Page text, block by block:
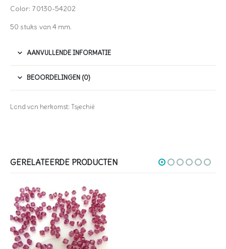
Color: 70130-54202
50 stuks van 4 mm.
AANVULLENDE INFORMATIE
BEOORDELINGEN (0)
Land van herkomst: Tsjechië
GERELATEERDE PRODUCTEN